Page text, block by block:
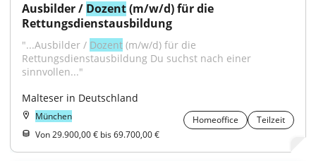
Ausbilder / Dozent (m/w/d) für die
Rettungsdienstausbildung
"...Ausbilder / Dozent (m/w/d) für die
Rettungsdienstausbildung Du suchst nach einer
sinnvollen..."
Malteser in Deutschland
München Homeoffice
Teilzeit
Von 29.900,00 € bis 69.700,00 €